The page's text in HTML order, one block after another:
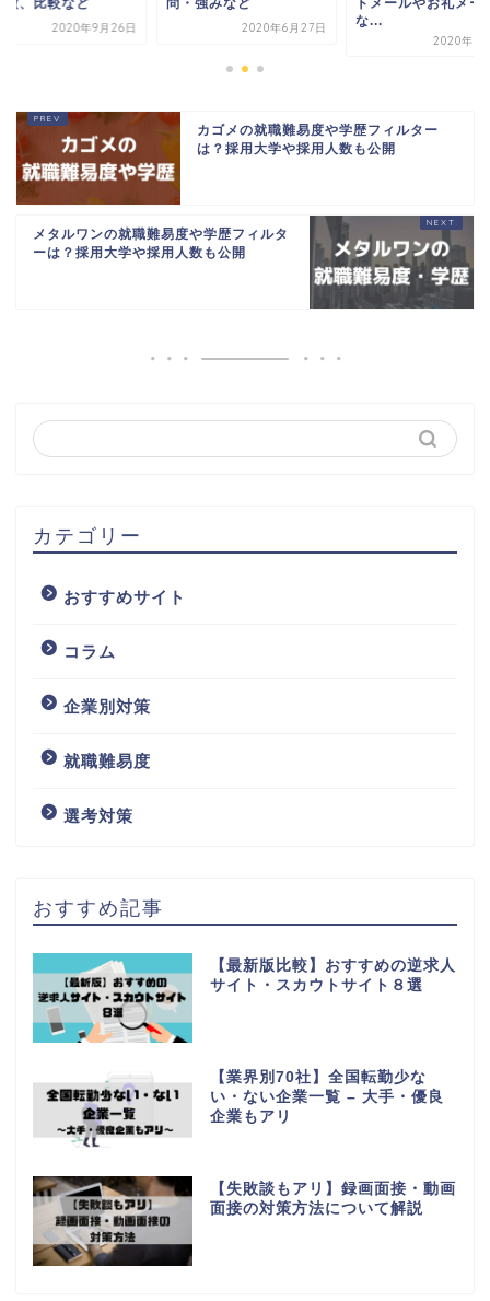
徴、比較など
2020年9月26日
問・強みなど
2020年6月27日
トメールやお礼メー
な...
2020年10
カゴメの就職難易度や学歴フィルター
は？採用大学や採用人数も公開
メタルワンの就職難易度や学歴フィルタ
ーは？採用大学や採用人数も公開
カテゴリー
おすすめサイト
コラム
企業別対策
就職難易度
選考対策
おすすめ記事
【最新版比較】おすすめの逆求人
サイト・スカウトサイト８選
【業界別70社】全国転勤少な
い・ない企業一覧 – 大手・優良
企業もアリ
【失敗談もアリ】録画面接・動画
面接の対策方法について解説